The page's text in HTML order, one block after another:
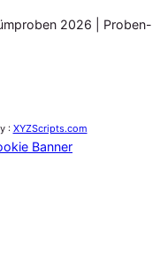
2026 | Proben-
: XYZScripts.com
Banner